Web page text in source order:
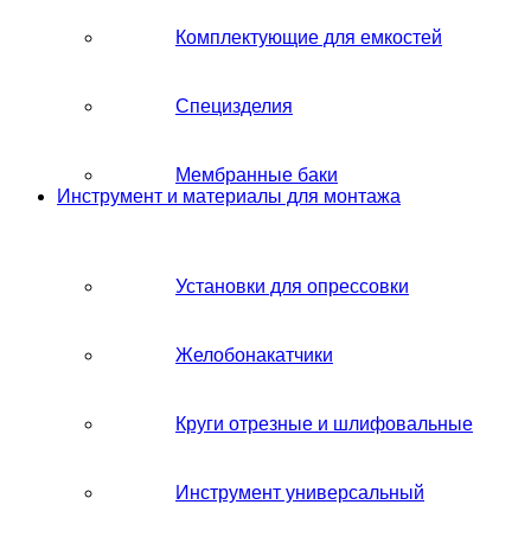
Комплектующие для емкостей
Специзделия
Мембранные баки
Инструмент и материалы для монтажа
Установки для опрессовки
Желобонакатчики
Круги отрезные и шлифовальные
Инструмент универсальный